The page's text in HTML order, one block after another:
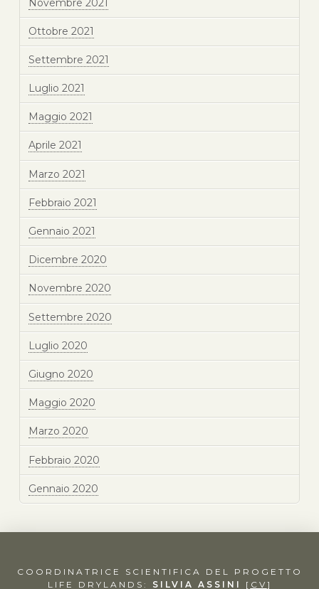
Ottobre 2021
Settembre 2021
Luglio 2021
Maggio 2021
Aprile 2021
Marzo 2021
Febbraio 2021
Gennaio 2021
Dicembre 2020
Novembre 2020
Settembre 2020
Luglio 2020
Giugno 2020
Maggio 2020
Marzo 2020
Febbraio 2020
Gennaio 2020
COORDINATRICE SCIENTIFICA DEL PROGETTO
LIFE DRYLANDS: SILVIA ASSINI [ CV ]